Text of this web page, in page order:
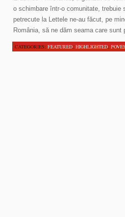
o schimbare într-o comunitate,
petrecute la Lettele ne-au făcut, pe
România, să ne dăm seama care
CATEGORIES: FEATURED, HIGHLIGHTED,